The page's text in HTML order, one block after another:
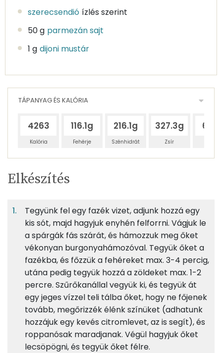
szerecsendió ízlés szerint
50 g parmezán sajt
1 g dijoni mustár
TÁPANYAG ÉS KALÓRIA
4263
Kalória
116.1g
Fehérje
216.1g
Szénhidrát
327.3g
Zsír
Egy
adagban
9%
Fehérje
16%
Szénhidrát
25%
Zsír
100g zöldspárga
14 kcal
100gfehér spárga
14 kcal
550gleveles tészta
2041 kcal
400ghabtejszín
1168 kcal
275gtojás
TÁPANYAGTARTALOM
Egy
adagban
1
adagban
100
grammban
9%
Fehérje
16%
Szénhidrát
25%
Zsír
51%
Víz
TOP ásványi anyagok
Nátrium
Foszfor
Kálcium
Elkészítés
Tegyünk fel egy fazék vizet, adjunk hozzá egy
kis sót, majd hagyjuk enyhén felforrni. Vágjuk le
a spárgák fás szárát, és hámozzuk meg őket
vékonyan burgonyahámozóval. Tegyük őket a
fazékba, és főzzük a fehéreket max. 3-4 percig,
utána pedig tegyük hozzá a zöldeket max. 1-2
percre. Szűrőkanállal vegyük ki, és tegyük át
egy jeges vízzel teli tálba őket, hogy ne főjenek
tovább, megőrizzék élénk színüket (adhatunk
hozzájuk egy kevés citromlevet, az is segít), és
roppanósak maradjanak. Végül hagyjuk őket
lecsöpögni, és tegyük őket félre.